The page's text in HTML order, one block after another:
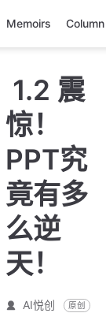
Memoirs Column
1.2 震
惊！
PPT究
竟有多
么逆
天！
AI悦创 原创